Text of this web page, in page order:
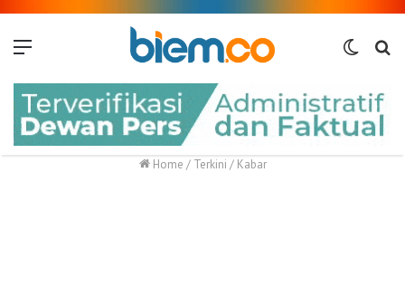
Switch
Home / Terkini / Kabar